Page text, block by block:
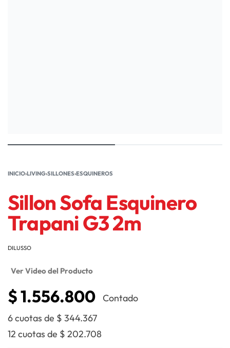
INICIO›LIVING›SILLONES›ESQUINEROS
Sillon Sofa Esquinero
Trapani G3 2m
DILUSSO
Ver Video del Producto
$1.556.800
Contado
6 cuotas de $ 344.367
12 cuotas de $ 202.708